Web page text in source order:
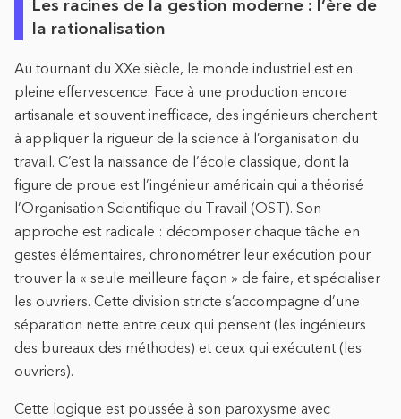
Les racines de la gestion moderne : l’ère de
la rationalisation
Au tournant du XXe siècle, le monde industriel est en
pleine effervescence. Face à une production encore
artisanale et souvent inefficace, des ingénieurs cherchent
à appliquer la rigueur de la science à l’organisation du
travail. C’est la naissance de l’école classique, dont la
figure de proue est l’ingénieur américain qui a théorisé
l’Organisation Scientifique du Travail (OST). Son
approche est radicale : décomposer chaque tâche en
gestes élémentaires, chronométrer leur exécution pour
trouver la « seule meilleure façon » de faire, et spécialiser
les ouvriers. Cette division stricte s’accompagne d’une
séparation nette entre ceux qui pensent (les ingénieurs
des bureaux des méthodes) et ceux qui exécutent (les
ouvriers).
Cette logique est poussée à son paroxysme avec